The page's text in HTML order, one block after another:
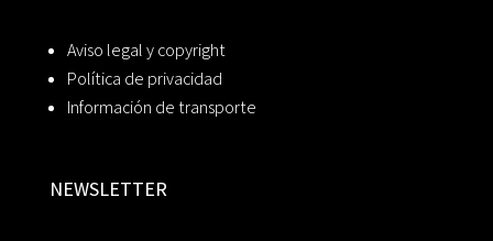
Aviso legal y copyright
Política de privacidad
Información de transporte
NEWSLETTER